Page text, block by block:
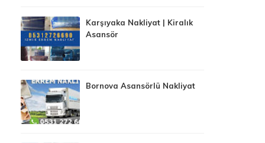
Karşıyaka Nakliyat | Kiralık
Asansör
Bornova Asansörlü Nakliyat